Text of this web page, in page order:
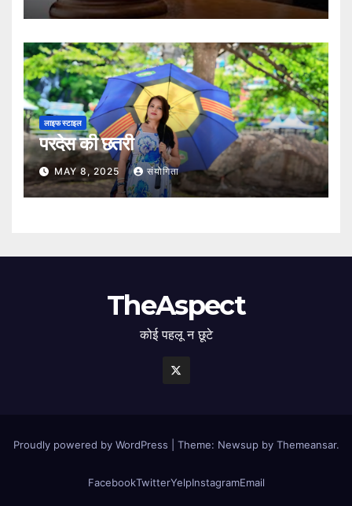
लाइफ स्टाइल
परदेस की छतरी
MAY 8, 2025 संयोगिता
TheAspect
कोई पहलू न छूटे
Proudly powered by WordPress Theme: Newsup by Themeansar.
FacebookTwitterYelpInstagramEmail